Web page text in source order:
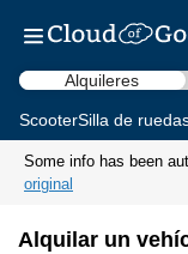
Alquileres
ScooterSilla de
Some info has been
original
Alquilar un